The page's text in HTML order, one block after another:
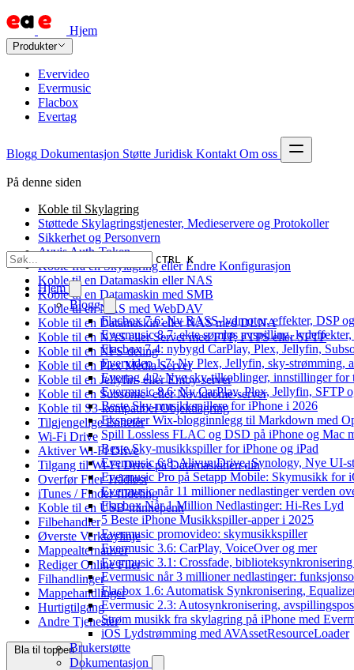
Hjem
Produkter
Evervideo
Evermusic
Flacbox
Evertag
Blogg Dokumentasjon Støtte Juridisk Kontakt Om oss
CTRL K
Hjem
Blogg
Flacbox 7.6: Ny BASS-lydmotor, effekter, DSP
Evermusic 8.7: ekte sømløs avspilling,
Flacbox 7.4: nybygd CarPlay, Plex, Jellyfin,
Evervideo 1.7: Ny Plex, Jellyfin, sky-strømming,
Evertag 4.2: Nye sky-tilkoblinger, innstillinger for
Evermusic 8.6: Ny CarPlay, Plex, Jellyfin, SFTP
Beste Sky-musikkspillere for iPhone i 2026
Eksporter Wix-blogginnlegg til Markdown med
Spill Lossless FLAC og DSD på iPhone og Mac
Beste Sky-musikkspiller for iPhone og iPad
Evermusic 6.8: Aliyun Drive, Synology, Nye UI-
Evermusic Pro på Setapp Mobile: Skymusikk for
Evermusic når 11 millioner nedlastinger verden
Flacbox Når 1 Million Nedlastinger: Hi-Res Lyd
5 Beste iPhone Musikkspiller-apper i 2025
Evermusic promovideo: skymusikkspiller
Evermusic 3.6: CarPlay, VoiceOver og mer
Evermusic 3.1: Crossfade,
Evermusic når 3 millioner nedlastinger:
Flacbox 1.6: Automatisk Synkronisering,
Evermusic 2.3: Autosynkronisering,
Strøm musikk fra skylagring på iPhone med
iOS Lydstrømming med AVAssetResourceLoader
Brukerstøtte
Dokumentasjon
På denne siden
Koble til Skylagring
Støttede Skylagringstjenester, Medieservere og Protokoller
Sikkerhet og Personvern
Avvis Auth-Token
Koble fra en Skylagring eller Endre Konfigurasjon
Koble til en Datamaskin eller NAS
Koble til en Datamaskin med SMB
Koble til en NAS med WebDAV
Koble til en Datamaskin eller NAS med DLNA
Koble til en NAS eller Server med FTP, FTPS eller SFTP
Koble til en NFS-deling
Koble til en Plex Media Server
Koble til en Jellyfin- eller Emby-server
Koble til en Subsonic- eller Navidrome-server
Koble til S3-kompatibel Objektlagring
Tilgjengelige Enheter
Wi-Fi Drive
Aktiver Wi-Fi Drive
Tilgang til Wi-Fi Drive på Datamaskinen din
Overfør Filer Trådløst
iTunes / Finder-fildeling
Koble til en USB-minnepenn
Filbehandler
Øverste Verktøylinje
Mappealternativer
Rediger Online Filer
Filhandlinger
Mappehandlinger
Hurtigtilgang
Andre Tjenester
Bla til toppen